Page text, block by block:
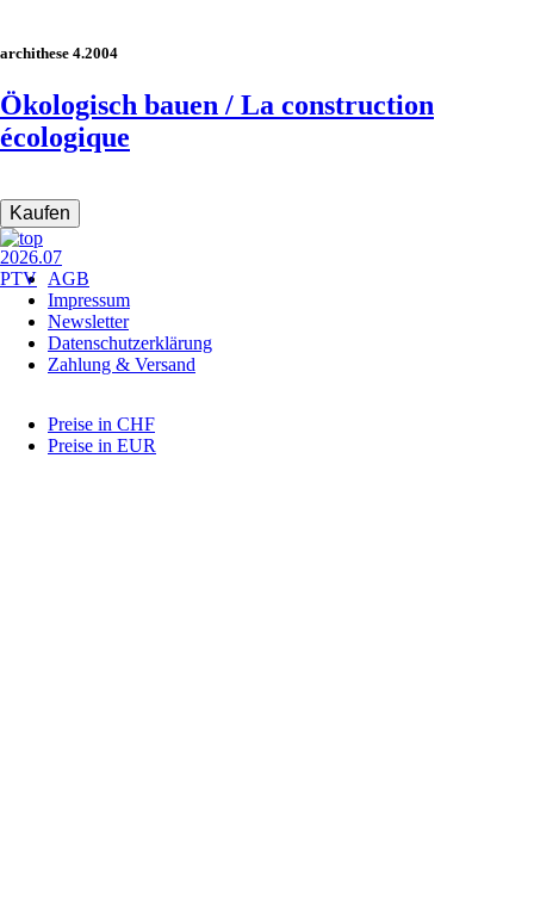
archithese 4.2004
Ökologisch bauen / La construction
écologique
Navigation
überspringen
AGB
Impressum
Newsletter
Datenschutzerklärung
Zahlung & Versand
Preise in CHF
Preise in EUR